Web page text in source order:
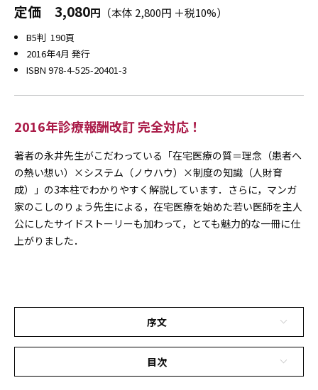
定価 3,080円 （本体 2,800円 ＋税10%）
B5判 190頁
2016年4月 発行
ISBN 978-4-525-20401-3
2016年診療報酬改訂 完全対応！
著者の永井先生がこだわっている「在宅医療の質＝理念（患者へ
の熱い想い）×システム（ノウハウ）×制度の知識（人財育
成）」の3本柱でわかりやすく解説しています．さらに，マンガ
家のこしのりょう先生による，在宅医療を始めた若い医師を主人
公にしたサイドストーリーも加わって，とても魅力的な一冊に仕
上がりました．
序文
目次